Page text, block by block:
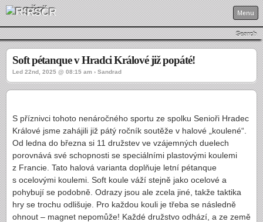
RSČR Menu
Search
Soft pétanque v Hradci Králové již popáté!
Led 22nd, 2025 @ 08:15 am › Sandrad
S příznivci tohoto nenáročného sportu ze spolku Senioři Hradec
Králové jsme zahájili již pátý ročník soutěže v halové „koulené“.
Od ledna do března si 11 družstev ve vzájemných duelech
porovnává své schopnosti se speciálními plastovými koulemi
z Francie. Tato halová varianta doplňuje letní pétanque
s ocelovými koulemi. Soft koule váží stejně jako ocelové a
pohybují se podobně. Odrazy jsou ale zcela jiné, takže taktika
hry se trochu odlišuje. Pro každou kouli je třeba se následně
ohnout – magnet nepomůže! Každé družstvo odhází, a ze země